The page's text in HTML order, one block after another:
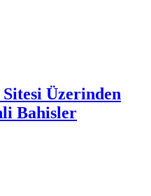
Üzerinden
Bahisler